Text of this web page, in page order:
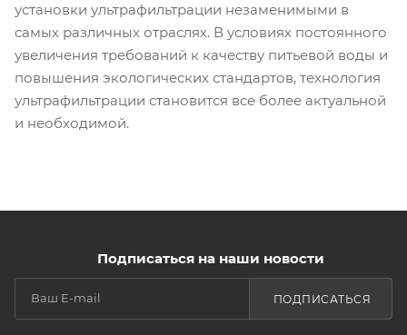
установки ультрафильтрации незаменимыми в
самых различных отраслях. В условиях постоянного
увеличения требований к качеству питьевой воды и
повышения экологических стандартов, технология
ультрафильтрации становится все более актуальной
и необходимой.
Подписаться на наши новости
ПОДПИСАТЬСЯ